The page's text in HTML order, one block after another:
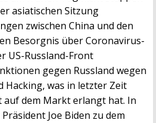
asiatischen Sitzung
zwischen China und den
Besorgnis über Coronavirus-
US-Russland-Front
gegen Russland wegen
Hacking, was in letzter Zeit
dem Markt erlangt hat. In
Joe Biden zu dem